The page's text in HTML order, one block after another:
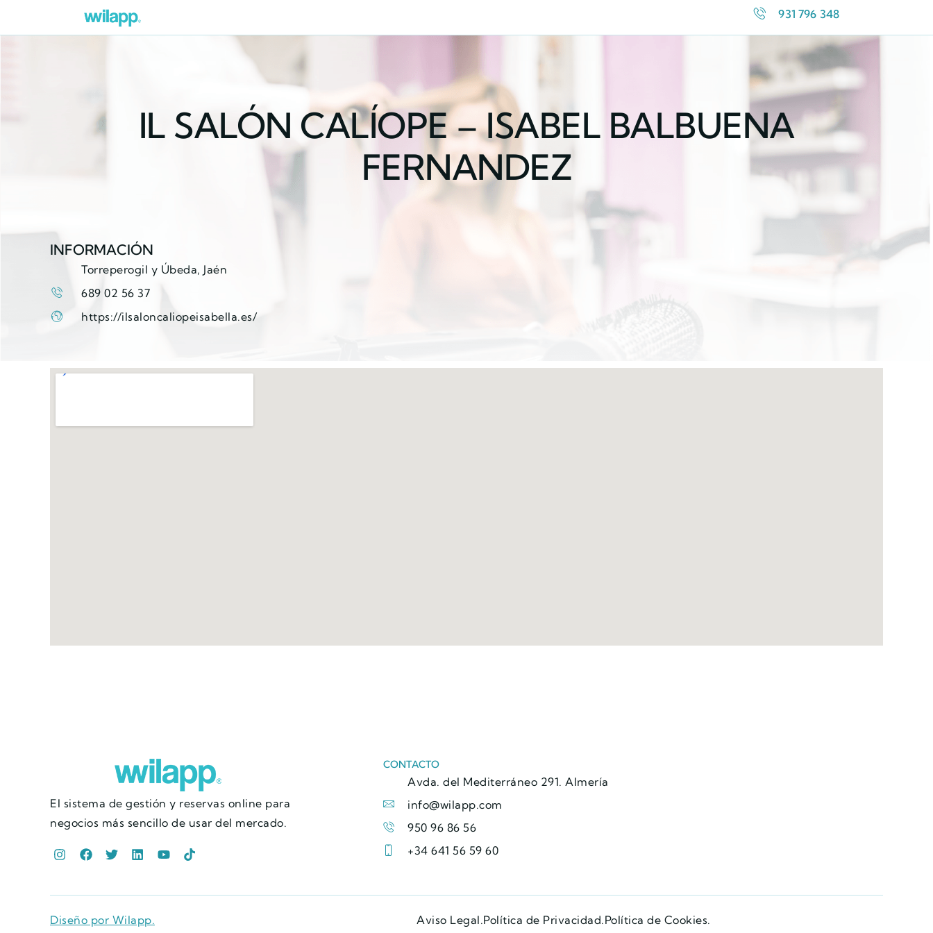
931 796 348
IL SALÓN CALÍOPE – ISABEL BALBUENA
FERNANDEZ
INFORMACIÓN
Torreperogil y Úbeda, Jaén
689 02 56 37
https://ilsaloncaliopeisabella.es/
El sistema de gestión y reservas online para
negocios más sencillo de usar del mercado.
CONTACTO
Avda. del Mediterráneo 291. Almería
info@wilapp.com
950 96 86 56
+34 641 56 59 60
Diseño por Wilapp. Aviso Legal.Política de Privacidad.Política de Cookies.